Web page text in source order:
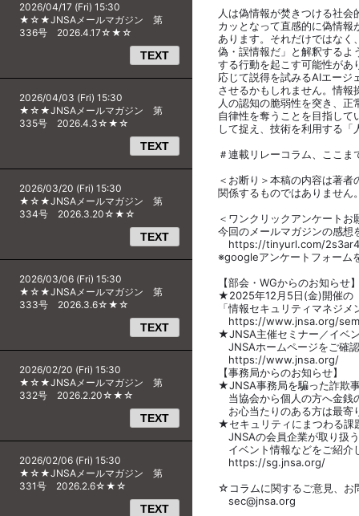
2026/04/17 (Fri) 15:30
★☆★JNSAメールマガジン 第
336号 2026.4.17☆★☆
TEXT
2026/04/03 (Fri) 15:30
★☆★JNSAメールマガジン 第
335号 2026.4.3☆★☆
TEXT
2026/03/20 (Fri) 15:30
★☆★JNSAメールマガジン 第
334号 2026.3.20☆★☆
TEXT
2026/03/06 (Fri) 15:30
★☆★JNSAメールマガジン 第
333号 2026.3.6☆★☆
TEXT
2026/02/20 (Fri) 15:30
★☆★JNSAメールマガジン 第
332号 2026.2.20☆★☆
TEXT
2026/02/06 (Fri) 15:30
★☆★JNSAメールマガジン 第
331号 2026.2.6☆★☆
TEXT
人は偽情報が焚きつける社
カッとなって直感的に偽情
あります。それだけではな
偽・誤情報だ」と解釈するよ
する行動を起こす可能性があ
応じて説得を試みるAIエージ
させるかもしれません。情
人の認知の脆弱性を突き、
自律性を奪うことを目指し
して捉え、技術を利用する
＃連載リレーコラム、ここま
＜お断り＞本稿の内容は著
関係するものではありません
＜ワンクリックアンケートお
今回のメールマガジンの感想
https://tinyurl.com/
※googleアンケートフォーム
【部会・WGからのお知らせ
★2025年12月5日(金)開催の
「情報セキュリティマネジ
https://www.jnsa.org/
★JNSA主催セミナー／イベ
JNSAホームページをご確
https://www.jnsa.org/
【事務局からのお知らせ】
★JNSA事務局を騙った詐欺
当協会から個人の方へ金銭
お心当たりのある方は最寄
★セキュリティにまつわる課
JNSAの会員企業が取り扱
イベント情報などをご紹介
https://sg.jnsa.org/
☆コラムに関するご意見、お
sec@jnsa.org